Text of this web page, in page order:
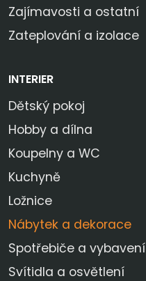
Zajímavosti a ostatní
Zateplování a izolace
INTERIER
Dětský pokoj
Hobby a dílna
Koupelny a WC
Kuchyně
Ložnice
Nábytek a dekorace
Spotřebiče a vybavení
Svítidla a osvětlení